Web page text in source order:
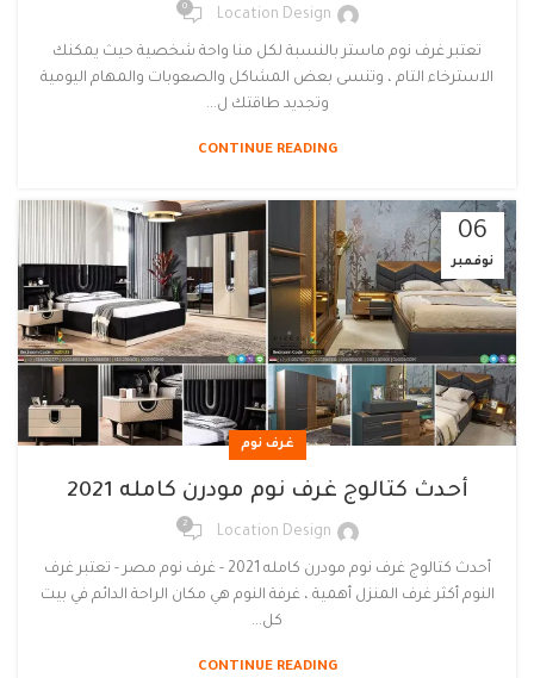
Location Design
0
تعتبر غرف نوم ماستر بالنسبة لكل منا واحة شخصية حيث يمكنك
الاسترخاء التام ، وتنسى بعض المشاكل والصعوبات والمهام اليومية
وتجديد طاقتك ل...
CONTINUE READING
06
نوفمبر
غرف نوم
أحدث كتالوج غرف نوم مودرن كامله 2021
Location Design
2
أحدث كتالوج غرف نوم مودرن كامله 2021 - غرف نوم مصر - تعتبر غرف
النوم أكثر غرف المنزل أهمية ، غرفة النوم هي مكان الراحة الدائم في بيت
كل...
CONTINUE READING